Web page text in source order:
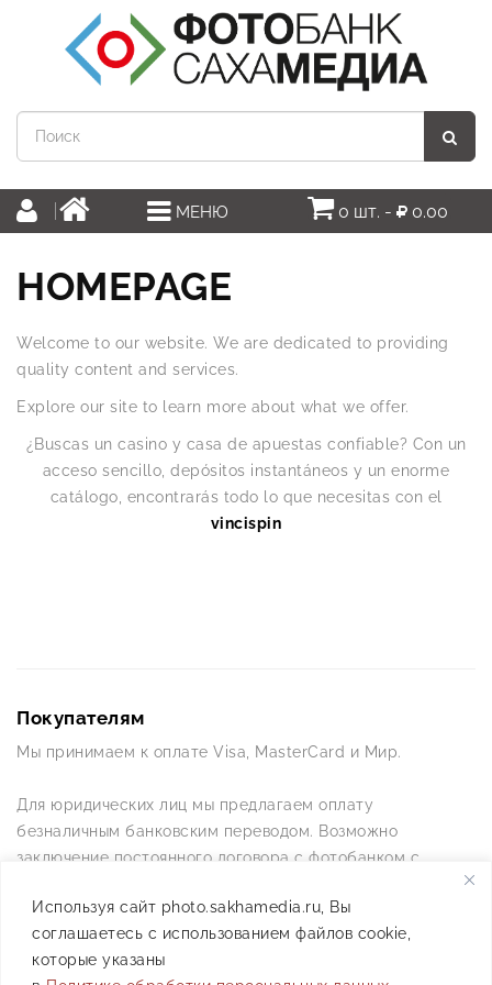
Используя сайт photo.sakhamedia.ru, Вы
соглашаетесь с использованием файлов cookie,
которые указаны
МЕНЮ 0 шт. - 0.00
HOMEPAGE
Welcome to our website. We are dedicated to providing
quality content and services.
Explore our site to learn more about what we offer.
¿Buscas un casino y casa de apuestas confiable? Con un
acceso sencillo, depósitos instantáneos y un enorme
catálogo, encontrarás todo lo que necesitas con el
vincispin
Покупателям
Мы принимаем к оплате Visa, MasterCard и Мир.
Для юридических лиц мы предлагаем оплату
безналичным банковским переводом. Возможно
заключение постоянного договора с фотобанком с
Позвоните нам по телефону +7(4112) 42-09-42 — и мы
ответим на все ваши вопросы